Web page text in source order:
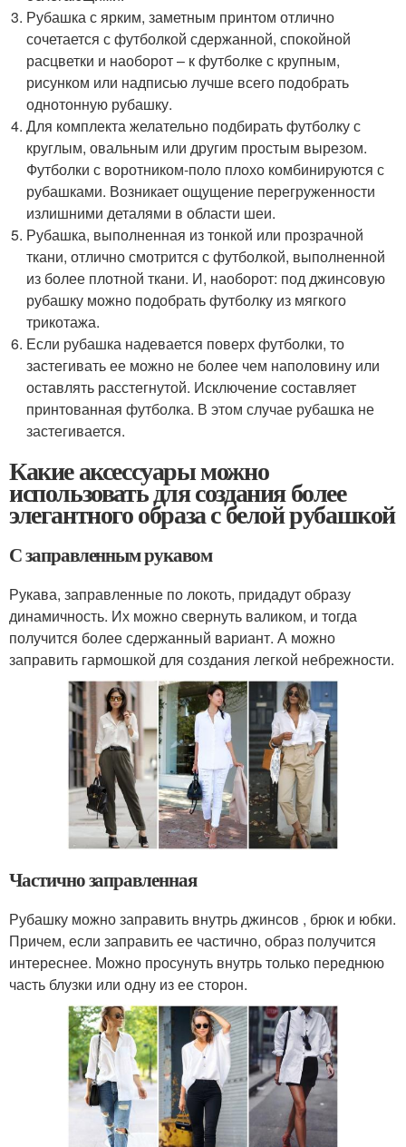
Рубашка с ярким, заметным принтом отлично
сочетается с футболкой сдержанной, спокойной
расцветки и наоборот – к футболке с крупным,
рисунком или надписью лучше всего подобрать
однотонную рубашку.
Для комплекта желательно подбирать футболку с
круглым, овальным или другим простым вырезом.
Футболки с воротником-поло плохо комбинируются с
рубашками. Возникает ощущение перегруженности
излишними деталями в области шеи.
Рубашка, выполненная из тонкой или прозрачной
ткани, отлично смотрится с футболкой, выполненной
из более плотной ткани. И, наоборот: под джинсовую
рубашку можно подобрать футболку из мягкого
трикотажа.
Если рубашка надевается поверх футболки, то
застегивать ее можно не более чем наполовину или
оставлять расстегнутой. Исключение составляет
принтованная футболка. В этом случае рубашка не
застегивается.
Какие аксессуары можно
использовать для создания более
элегантного образа с белой рубашкой
С заправленным рукавом
Рукава, заправленные по локоть, придадут образу
динамичность. Их можно свернуть валиком, и тогда
получится более сдержанный вариант. А можно
заправить гармошкой для создания легкой небрежности.
Частично заправленная
Рубашку можно заправить внутрь джинсов , брюк и юбки.
Причем, если заправить ее частично, образ получится
интереснее. Можно просунуть внутрь только переднюю
часть блузки или одну из ее сторон.